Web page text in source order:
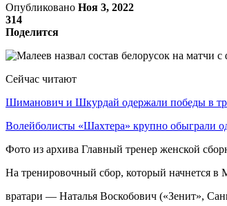
Опубликовано Ноя 3, 2022
314
Поделится
Сейчас читают
Шиманович и Шкурдай одержали победы в
Волейболисты «Шахтера» крупно обыграли
Фото из архива Главный тренер женской
На тренировочный сбор, который начнется в
вратари — Наталья Воскобович («Зенит»,